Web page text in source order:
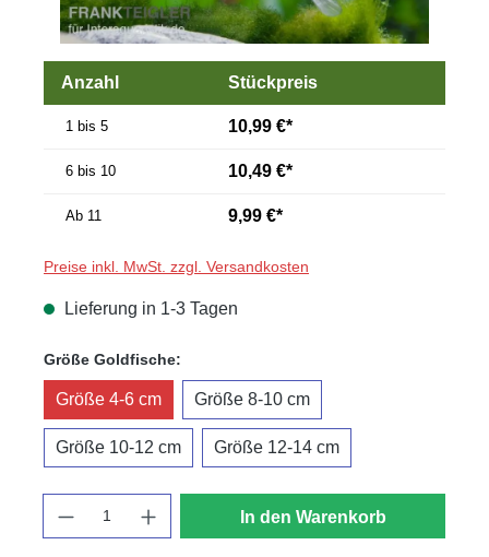
Anzahl Stückpreis
1 bis 5 10,99 €*
6 bis 10 10,49 €*
Ab 11 9,99 €*
Preise inkl. MwSt. zzgl. Versandkosten
Lieferung in 1-3 Tagen
Größe Goldfische:
Größe 4-6 cm Größe 8-10 cm
Größe 10-12 cm Größe 12-14 cm
In den Warenkorb